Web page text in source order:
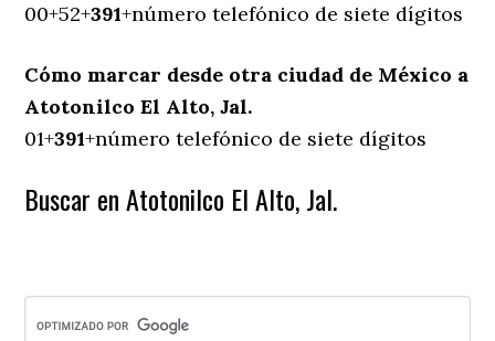
00+52+391+número telefónico de siete dígitos
Cómo marcar desde otra ciudad de México a
Atotonilco El Alto, Jal.
01+391+número telefónico de siete dígitos
Buscar en Atotonilco El Alto, Jal.